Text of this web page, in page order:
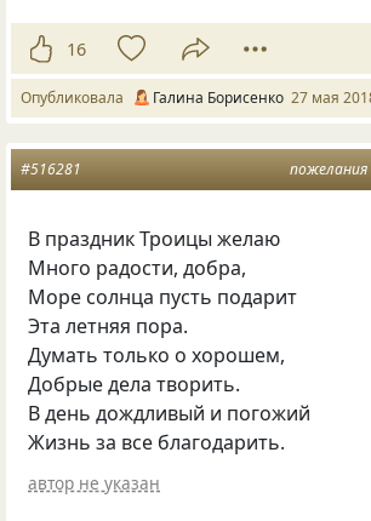
16
Опубликовала Галина Борисенко 27 мая
пожелания
#516281
В праздник Троицы желаю
Много радости, добра,
Море солнца пусть подарит
Эта летняя пора.
Думать только о хорошем,
Добрые дела творить.
В день дождливый и погожий
Жизнь за все благодарить.
автор не указан